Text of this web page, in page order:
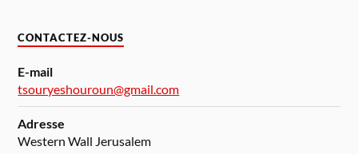
CONTACTEZ-NOUS
E-mail
tsouryeshouroun@gmail.com
Adresse
Western Wall Jerusalem